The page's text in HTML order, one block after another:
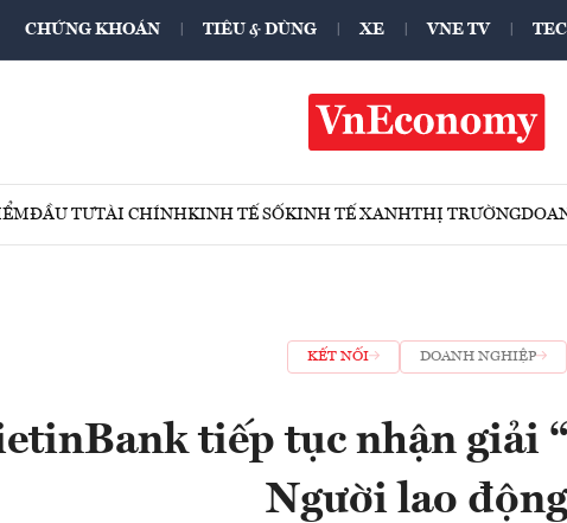
CHỨNG KHOÁN TIÊU & DÙNG XE VNE TV
ĐẦU TƯTÀI CHÍNHKINH TẾ SỐKINH TẾ XANHTHỊ TRƯỜNG
KẾT NỐI DOANH NGHIỆP
tiếp tục nhận giải
Người lao